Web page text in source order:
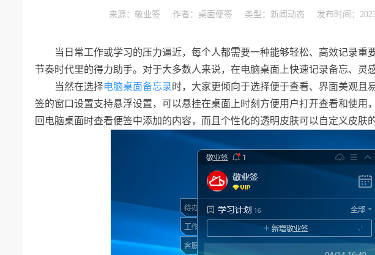
来源： 敬业签 作者： 桌面便签 类型： 新闻动态 发布时间：
当日常工作或学习的压力逼近，每个人都需要一种能够轻松、高效记录重
节奏时代里的得力助手。对于大多数人来说，在电脑桌面上快速记录备忘、灵
当然在选择电脑桌面备忘录时，大家更倾向于选择便于查看、界面美观且
签的窗口设置支持悬浮设置，可以悬挂在桌面上时刻方便用户打开查看和使用
回电脑桌面时查看便签中添加的内容，而且个性化的透明皮肤可以自定义皮肤